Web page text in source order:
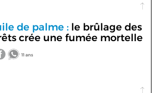
de palme :le brûlage des
crée une fumée mortelle
11 ans